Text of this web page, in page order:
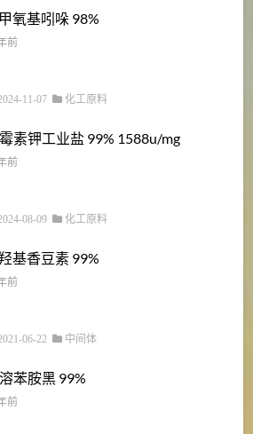
氧基吲哚 98%
前
11-07 化工原料
素钾工业盐 99% 1588u/mg
前
08-09 化工原料
基香豆素 99%
前
06-22 中间体
苯胺黑 99%
前